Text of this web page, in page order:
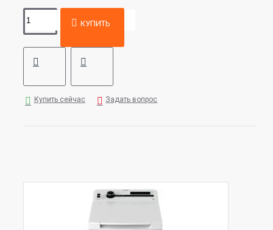
КУПИТЬ
Купить сейчас Задать вопрос